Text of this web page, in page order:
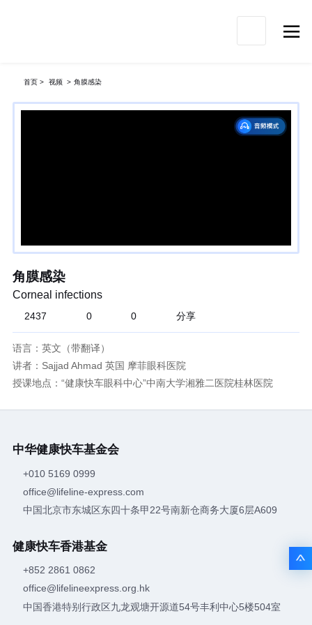

首页 > 视频 > 角膜感染
角膜感染
Corneal infections
2437 0 0 分享
语言：英文（带翻译）
讲者：Sajjad Ahmad 英国 摩菲眼科医院
授课地点：“健康快车眼科中心”中南大学湘雅二医院桂林医院
中华健康快车基金会
+010 5169 0999
office@lifeline-express.com
中国北京市东城区东四十条甲22号南新仓商务大厦6层A609
健康快车香港基金
+852 2861 0862
office@lifelineexpress.org.hk
中国香港特别行政区九龙观塘开源道54号丰利中心5楼504室